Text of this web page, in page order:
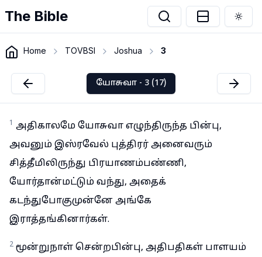
The Bible
Home TOVBSI Joshua 3
யோசுவா - 3 (17)
1 அதிகாலமே யோசுவா எழுந்திருந்த பின்பு,
அவனும் இஸ்ரவேல் புத்திரர் அனைவரும்
சித்தீமிலிருந்து பிரயாணம்பண்ணி,
யோர்தான்மட்டும் வந்து, அதைக்
கடந்துபோகுமுன்னே அங்கே
இராத்தங்கினார்கள்.
2 மூன்றுநாள் சென்றபின்பு, அதிபதிகள் பாளயம்